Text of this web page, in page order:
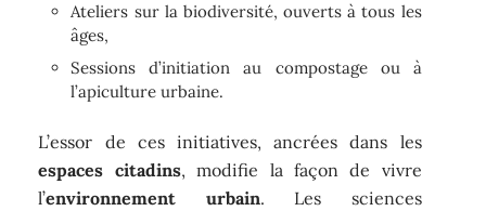
Ateliers sur la biodiversité, ouverts à tous les
âges,
Sessions d’initiation au compostage ou à
l’apiculture urbaine.
L’essor de ces initiatives, ancrées dans les
espaces citadins, modifie la façon de vivre
l’environnement urbain. Les sciences